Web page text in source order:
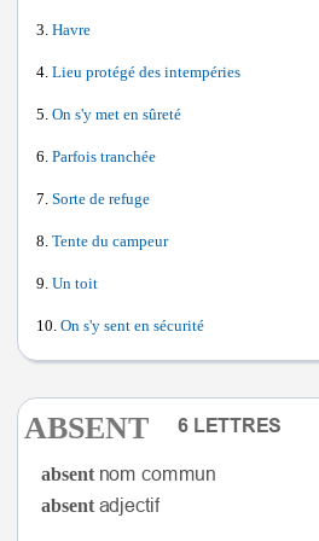
Havre
Lieu protégé des intempéries
On s'y met en sûreté
Parfois tranchée
Sorte de refuge
Tente du campeur
Un toit
On s'y sent en sécurité
ABSENT
absent
absent